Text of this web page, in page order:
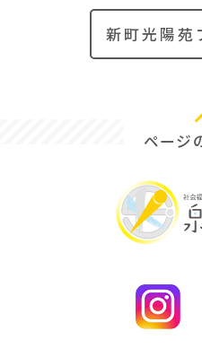
新町光陽苑
ページ